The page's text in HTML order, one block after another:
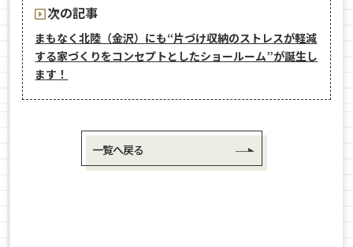
次の記事
まもなく北陸（金沢）にも“片づけ収納のストレスが軽減
する家づくりをコンセプトとしたショールーム”が誕生し
ます！
一覧へ戻る